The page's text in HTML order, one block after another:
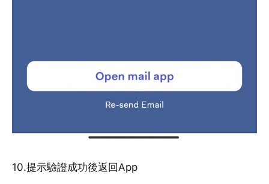
10.提示驗證成功後返回App